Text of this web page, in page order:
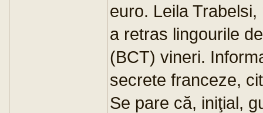
euro. Leila
a retras lingourile
(BCT) vineri.
secrete franceze,
Se pare că, iniţial,